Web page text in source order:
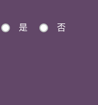
是 否